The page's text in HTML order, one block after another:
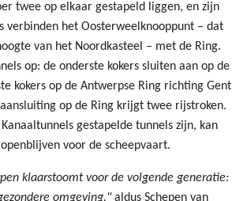
twee op elkaar gestapeld liggen, en zijn
verbinden het Oosterweelknooppunt – dat
van het Noordkasteel – met de Ring.
op: de onderste kokers sluiten aan op de
kokers op de Antwerpse Ring richting Gent
op de Ring krijgt twee rijstroken.
gestapelde tunnels zijn, kan
voor de scheepvaart.
klaarstoomt voor de volgende generatie:
omgeving," aldus Schepen van